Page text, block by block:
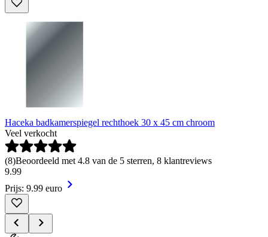
Haceka badkamerspiegel rechthoek 30 x 45 cm chroom
Veel verkocht
(8)Beoordeeld met 4.8 van de 5 sterren, 8 klantreviews
9.99
Prijs: 9.99 euro